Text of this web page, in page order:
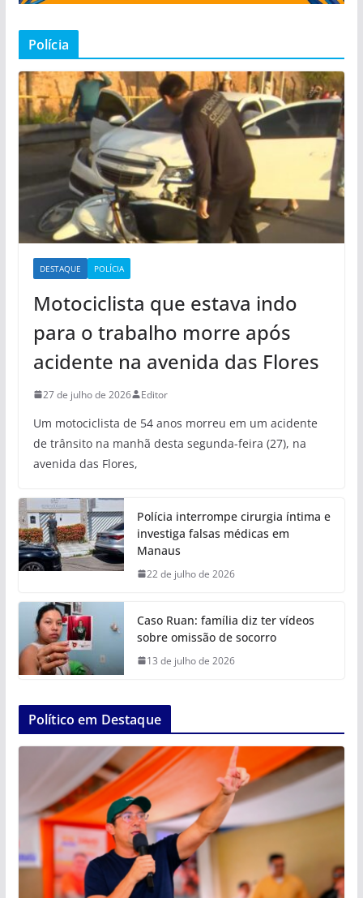
Polícia
DESTAQUE POLÍCIA
Motociclista que estava indo
para o trabalho morre após
acidente na avenida das Flores
27 de julho de 2026 Editor
Um motociclista de 54 anos morreu em um acidente
de trânsito na manhã desta segunda-feira (27), na
avenida das Flores,
Polícia interrompe cirurgia íntima e
investiga falsas médicas em
Manaus
22 de julho de 2026
Caso Ruan: família diz ter vídeos
sobre omissão de socorro
13 de julho de 2026
Político em Destaque